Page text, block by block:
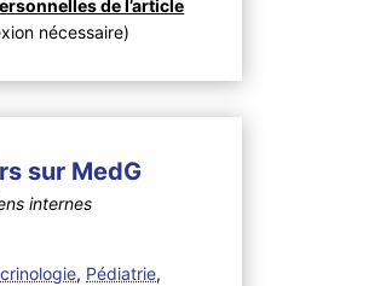
de l’article
nécessaire)
sur MedG
internes
, Pédiatrie,